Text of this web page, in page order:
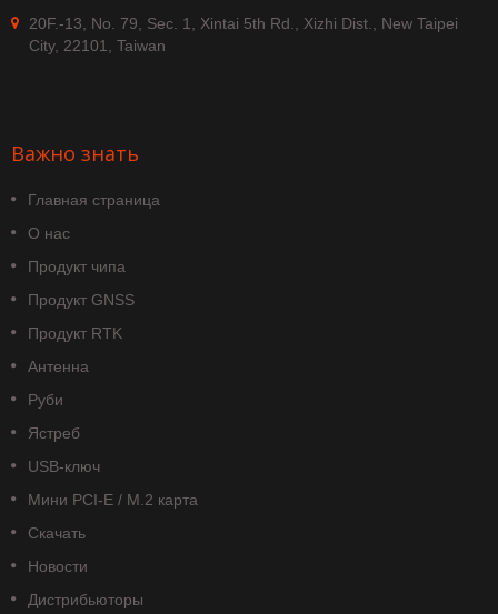
20F.-13, No. 79, Sec. 1, Xintai 5th Rd., Xizhi Dist., New Taipei
City, 22101, Taiwan
Важно знать
Главная страница
О нас
Продукт чипа
Продукт GNSS
Продукт RTK
Антенна
Руби
Ястреб
USB-ключ
Мини PCI-E / M.2 карта
Скачать
Новости
Дистрибьюторы